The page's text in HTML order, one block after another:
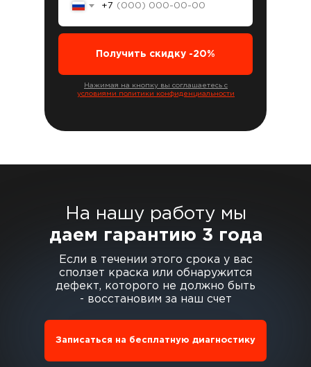
+7
Получить скидку -20%
Нажимая на кнопку вы соглашаетесь с
условиями политики конфиденциальности
На нашу работу мы
даем гарантию 3 года
Если в течении этого срока у вас
сползет краска или обнаружится
дефект, которого не должно быть
- восстановим за наш счет
Записаться на бесплатную диагностику